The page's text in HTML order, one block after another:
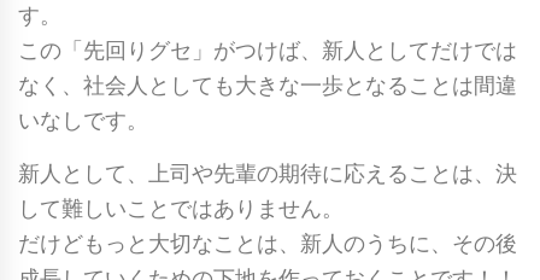
す。
この「先回りグセ」がつけば、新人としてだけでは
なく、社会人としても大きな一歩となることは間違
いなしです。
新人として、上司や先輩の期待に応えることは、決
して難しいことではありません。
だけどもっと大切なことは、新人のうちに、その後